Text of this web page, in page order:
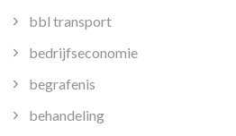
bbl transport
bedrijfseconomie
begrafenis
behandeling